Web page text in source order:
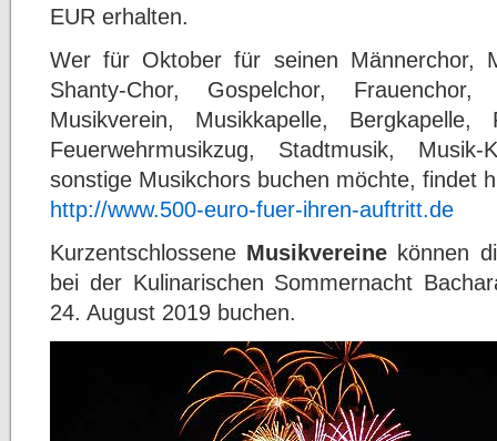
EUR erhalten.
Wer für Oktober für seinen Männerchor,
Shanty-Chor, Gospelchor, Frauenchor,
Musikverein, Musikkapelle,
Feuerwehrmusikzug, Stadtmusik,
sonstige Musikchors buchen möchte, findet
http://www.500-euro-fuer-ihren-auftritt.de
Kurzentschlossene Musikvereine können
bei der Kulinarischen Sommernacht
24. August 2019 buchen.